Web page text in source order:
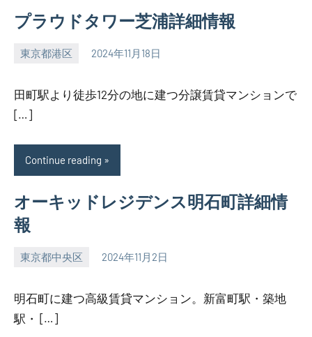
プラウドタワー芝浦詳細情報
東京都港区 2024年11月18日
SEZIMO
田町駅より徒歩12分の地に建つ分譲賃貸マンションで
[…]
Continue reading
オーキッドレジデンス明石町詳細情
報
東京都中央区 2024年11月2日
SEZIMO
明石町に建つ高級賃貸マンション。新富町駅・築地
駅・ […]